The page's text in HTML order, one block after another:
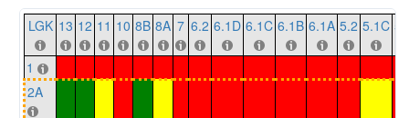
LGK 13 12 11 10 8B 8A 7 6.2 6.1D 6.1C 6.1B 6.1A 5.2 5.1C
1
2A